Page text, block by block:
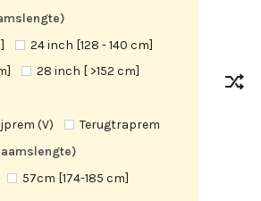
24 inch [128 - 140 cm]
28 inch [ >152 cm]
(V)
Terugtraprem
57cm [174-185 cm]